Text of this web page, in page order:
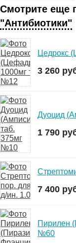
Смотрите еще
"Антибиотики"
Цедрокс
3 260
Дуоцид
1 790
7 400
Пирилен
№60